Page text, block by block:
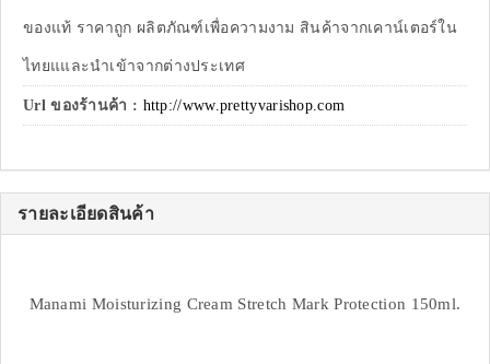
ของแท้ ราคาถูก ผลิตภัณฑ์เพื่อความงาม สินค้าจากเคาน์เตอร์ใน
ไทยแและนำเข้าจากต่างประเทศ
Url ของร้านค้า : http://www.prettyvarishop.com
รายละเอียดสินค้า
Manami Moisturizing Cream Stretch Mark Protection 150ml.